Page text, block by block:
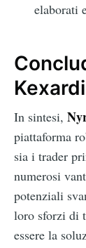
elaborati
In sintesi,
piattaforma
sia i trader
numerosi
potenziali
loro sforzi di
essere la